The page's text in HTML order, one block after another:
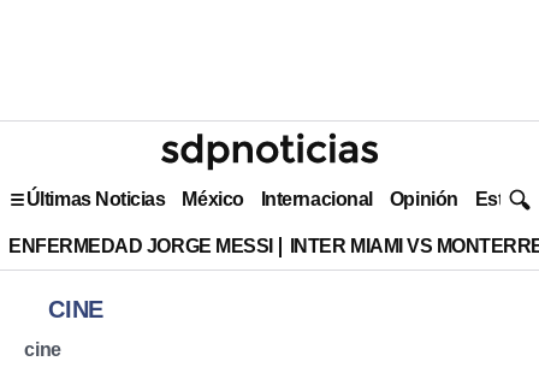
Últimas Noticias México Internacional Opinión Estilo
ENFERMEDAD JORGE MESSI INTER MIAMI VS
CINE
cine